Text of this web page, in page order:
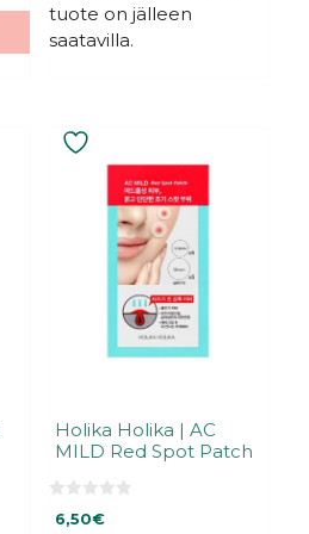
tuote on jälleen
saatavilla.
Holika Holika | AC
MILD Red Spot Patch
56,50€